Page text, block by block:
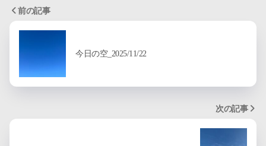
前の記事
今日の空_2025/11/22
次の記事